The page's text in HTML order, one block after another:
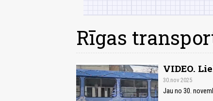
Rīgas
VIDEO.
30.nov 2025
Jau no 30.